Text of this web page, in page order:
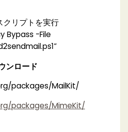
クリプトを実行
Bypass -File
ンロード
packages/MailKit/
packages/MimeKit/